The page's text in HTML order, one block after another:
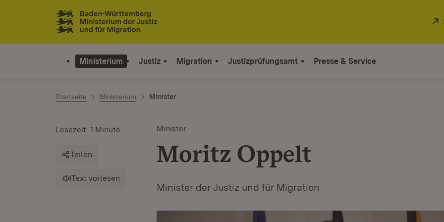
Zum Inhalt springen
Link zur Startseite
Ministerium Justiz Migration Justizprüfungsamt Presse & Service
Startseite Ministerium Minister
Minister
Moritz Oppelt
Minister der Justiz und für Migration
Lesezeit: 1 Minute
Teilen
Text vorlesen